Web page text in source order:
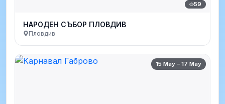
59
НАРОДЕН СЪБОР ПЛОВДИВ
Пловдив
15 May – 17 May